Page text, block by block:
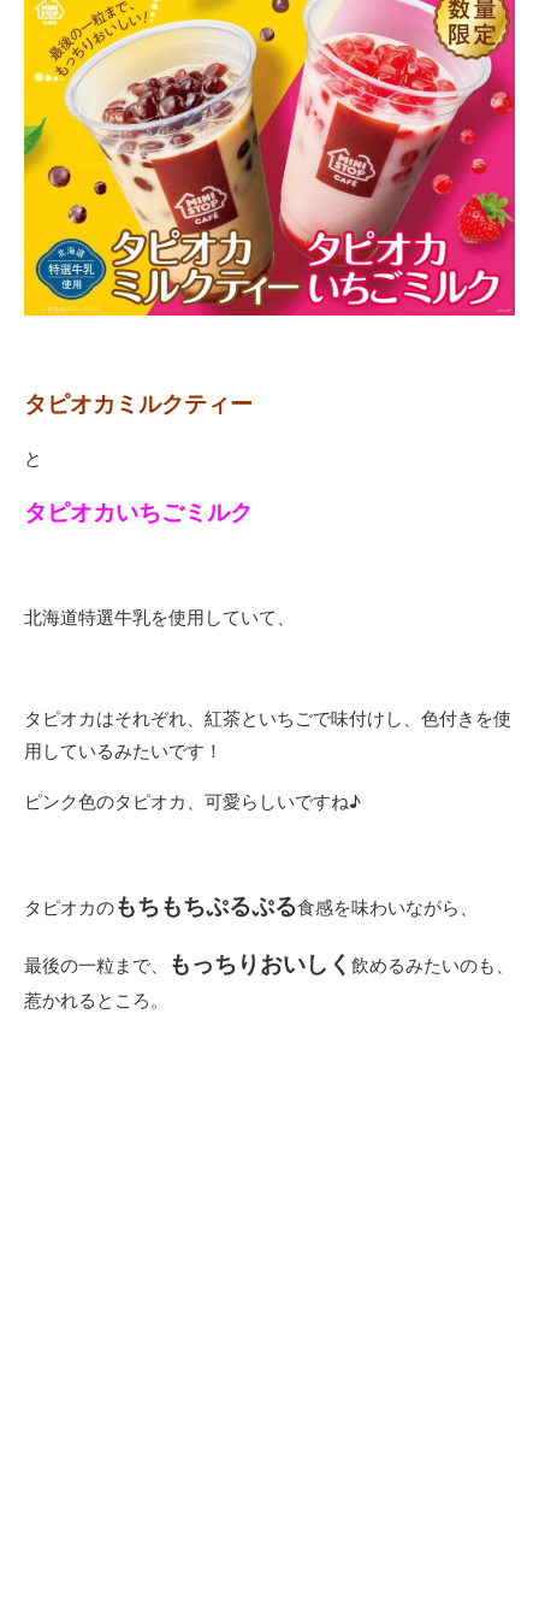
タピオカミルクティー
と
タピオカいちごミルク
北海道特選牛乳を使用していて、
タピオカはそれぞれ、紅茶といちごで味付けし、色付きを使
用しているみたいです！
ピンク色のタピオカ、可愛らしいですね♪
タピオカのもちもちぷるぷる食感を味わいながら、
最後の一粒まで、 もっちりおいしく 飲めるみたいのも、
惹かれるところ。